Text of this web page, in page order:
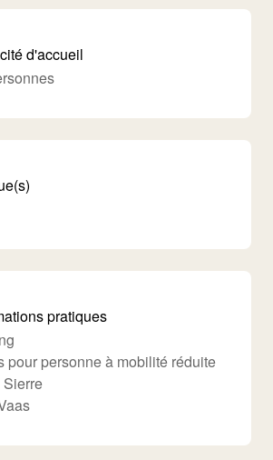
d'accueil
pratiques
pour personne à mobilité réduite
Sierre